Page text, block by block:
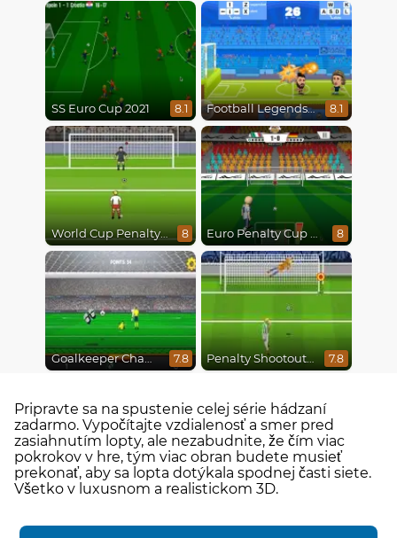
SS Euro Cup 2021 8.1 Football Legends 2021 8.1
World Cup Penalty 2018 8 Euro Penalty Cup 2021 8
Goalkeeper Champ 7.8 Penalty Shootout Multi League 7.8
Pripravte sa na spustenie celej série hádzaní
zadarmo. Vypočítajte vzdialenosť a smer pred
zasiahnutím lopty, ale nezabudnite, že čím viac
pokrokov v hre, tým viac obran budete musieť
prekonať, aby sa lopta dotýkala spodnej časti siete.
Všetko v luxusnom a realistickom 3D.